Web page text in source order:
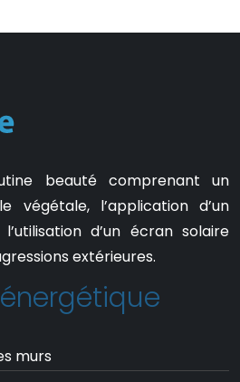
beauté comprenant un
végétale, l’application d’un
d’un écran solaire
extérieures.
murs